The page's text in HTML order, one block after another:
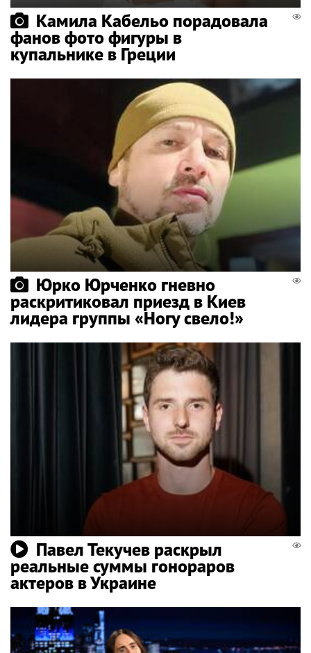
Камила Кабельо порадовала
фанов фото фигуры в
купальнике в Греции
Юрко Юрченко гневно
раскритиковал приезд в Киев
лидера группы «Ногу свело!»
Павел Текучев раскрыл
реальные суммы гонораров
актеров в Украине